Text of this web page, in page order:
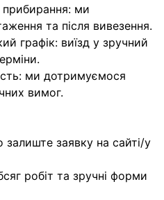
ми
та після вивезення.
графік: виїзд у зручний
ми дотримуємося
вимог.
залиште заявку на сайті/у
робіт та зручні форми